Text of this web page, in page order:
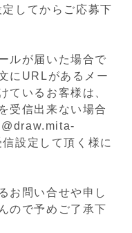
してからご応募下
ルが届いた場合で
にURLがあるメー
ているお客様は、
受信出来ない場合
@draw.mita-
設定して頂く様に
お問い合せや申し
ので予めご了承下